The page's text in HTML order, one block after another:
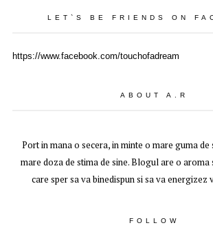
LET`S BE FRIENDS ON
https://www.facebook.com/touchofadream
ABOUT A.R
Port in mana o secera, in minte o mare guma de
mare doza de stima de sine. Blogul are o aroma
care sper sa va binedispun si sa va energizez
FOLLOW